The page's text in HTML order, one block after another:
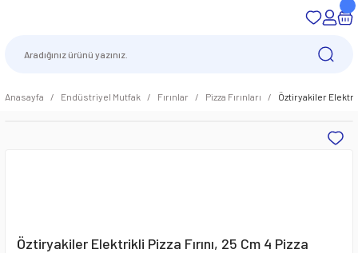
Anasayfa Endüstriyel Mutfak Fırınlar Pizza Fırınları Öztiryakiler
Öztiryakiler Elektrikli Pizza Fırını, 25 Cm 4 Pizza